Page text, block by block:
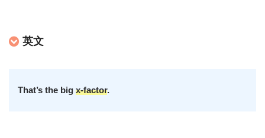
英文
That’s the bigx-factor.